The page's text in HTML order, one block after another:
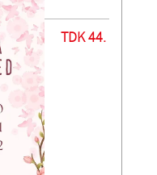
TDK 44.